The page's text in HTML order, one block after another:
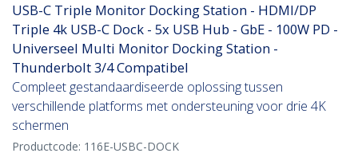
USB-C Triple Monitor Docking Station - HDMI/DP
Triple 4k USB-C Dock - 5x USB Hub - GbE - 100W PD -
Universeel Multi Monitor Docking Station -
Thunderbolt 3/4 Compatibel
Compleet gestandaardiseerde oplossing tussen
verschillende platforms met ondersteuning voor drie 4K
schermen
Productcode: 116E-USBC-DOCK